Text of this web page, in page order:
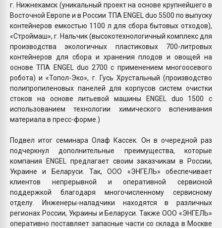
г. Нижнекамск (уникальный проект на основе крупнейшего в
Восточной Европе и в России ТПА ENGEL duo 5500 по выпуску
контейнеров емкостью 1100 л для сбора бытовых отходов),
«Строймаш», г. Нальчик (высокотехнологичный комплекс для
производства экологичных пластиковых 700-литровых
контейнеров для сбора и хранения плодов и овощей на
основе ТПА ENGEL duo 2700 c применением многоосевого
робота) и «Топол-Эко», г. Гусь Хрустальный (производство
полипропиленовых панелей для корпусов систем очистки
стоков на основе литьевой машины ENGEL duo 1500 с
использованием технологии химического вспенивания
материала в пресс-форме.)
Подвел итог семинара Олаф Кассек. Он в очередной раз
подчеркнул дополнительные преимущества, которые
компания ENGEL предлагает своим заказчикам в России,
Украине и Беларуси. Так, ООО «ЭНГЕЛЬ» обеспечивает
клиентов непрерывной и оперативной сервисной
поддержкой благодаря многочисленному сервисному
отделу. Инженеры-наладчики находятся в различных
регионах России, Украины и Беларуси. Также ООО «ЭНГЕЛЬ»
оперативно поставляет запасные части со склада в Москве